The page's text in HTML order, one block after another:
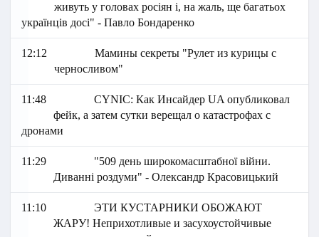
живуть у головах росіян і, на жаль, ще багатьох
українців досі" - Павло Бондаренко
12:12
Мамины секреты "Рулет из курицы с
черносливом"
11:48
СYNIC: Как Инсайдер UA опубликовал
фейк, а затем сутки верещал о катастрофах с
дронами
11:29
"509 день широкомасштабної війни.
Диванні роздуми" - Олександр Красовицький
11:10
ЭТИ КУСТАРНИКИ ОБОЖАЮТ
ЖАРУ! Неприхотливые и засухоустойчивые